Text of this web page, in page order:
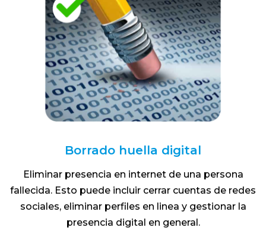
Borrado huella digital
Eliminar presencia en internet de una persona
fallecida. Esto puede incluir cerrar cuentas de redes
sociales, eliminar perfiles en linea y gestionar la
presencia digital en general.